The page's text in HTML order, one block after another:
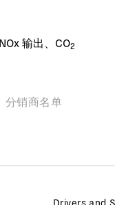
输出、CO2
分销商名单
Drivers and